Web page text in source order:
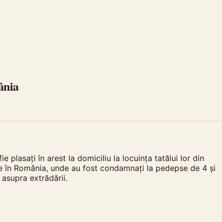
plasați în arest la domiciliu la locuința tatălui lor din
România, unde au fost condamnați la pedepse de 4 și
extrădării.